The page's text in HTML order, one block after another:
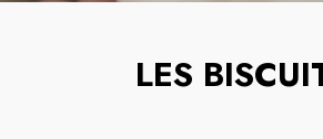
LES